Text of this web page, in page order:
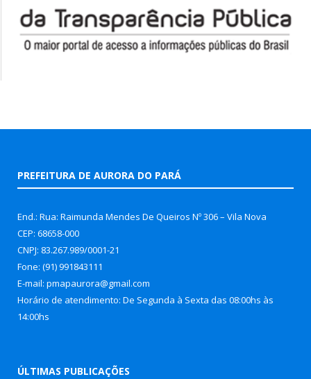
PREFEITURA DE AURORA DO PARÁ
End.: Rua: Raimunda Mendes De Queiros Nº 306 – Vila Nova
CEP: 68658-000
CNPJ: 83.267.989/0001-21
Fone: (91) 991843111
E-mail: pmapaurora@gmail.com
Horário de atendimento: De Segunda à Sexta das 08:00hs às
14:00hs
ÚLTIMAS PUBLICAÇÕES